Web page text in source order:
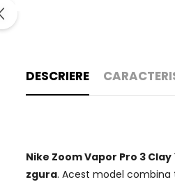
DESCRIERE
Nike Zoom Vapor Pro 3 Clay
zgura. Acest model combina